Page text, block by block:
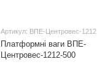
Артикул: ВПЕ-Центровес-1212
Платформні ваги ВПЕ-
Центровес-1212-500